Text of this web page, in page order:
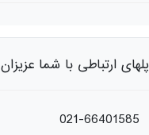
پلهای ارتباطی با شما عزیزان
021-66401585